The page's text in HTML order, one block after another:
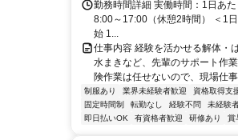
勤務時間詳細 実働時間：1日あ
8:00～17:00（休憩2時間） ＜1
始 1...
仕事内容 経験を活かせる解体・
水まきなど、先輩のサポート作
険作業は任せないので、現場仕
制服あり 業界未経験者歓迎 資格取得支
固定時間制
転勤なし 経験不問 未経験
即日払いOK
有資格者歓迎 研修あり 賞